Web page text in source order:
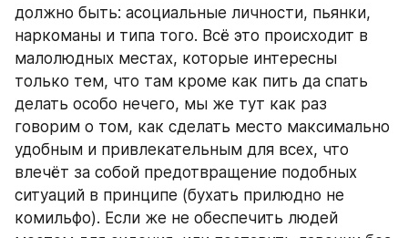
должно быть: асоциальные личности, пьянки,
наркоманы и типа того. Всё это происходит в
малолюдных местах, которые интересны
только тем, что там кроме как пить да спать
делать особо нечего, мы же тут как раз
говорим о том, как сделать место максимально
удобным и привлекательным для всех, что
влечёт за собой предотвращение подобных
ситуаций в принципе (бухать прилюдно не
комильфо). Если же не обеспечить людей